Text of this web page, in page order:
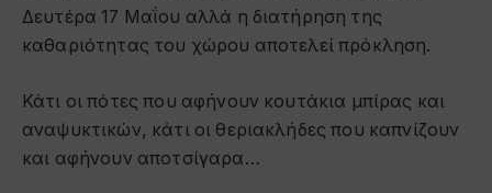
Δευτέρα 17 Μαΐου αλλά η διατήρηση της
καθαριότητας του χώρου αποτελεί πρόκληση.
Κάτι οι πότες που αφήνουν κουτάκια μπίρας και
αναψυκτικών, κάτι οι θεριακλήδες που καπνίζουν
και αφήνουν αποτσίγαρα…